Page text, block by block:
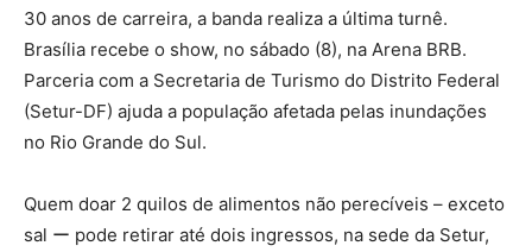
30 anos de carreira, a banda realiza a última turnê.
Brasília recebe o show, no sábado (8), na Arena BRB.
Parceria com a Secretaria de Turismo do Distrito Federal
(Setur-DF) ajuda a população afetada pelas inundações
no Rio Grande do Sul.
Quem doar 2 quilos de alimentos não perecíveis – exceto
sal ー pode retirar até dois ingressos, na sede da Setur,